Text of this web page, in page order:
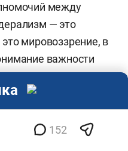
между
— это
мировоззрение, в
важности
мнению другого, к
Если такого
в формальность.
152